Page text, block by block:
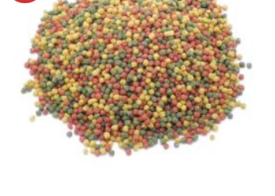
obľúbených!